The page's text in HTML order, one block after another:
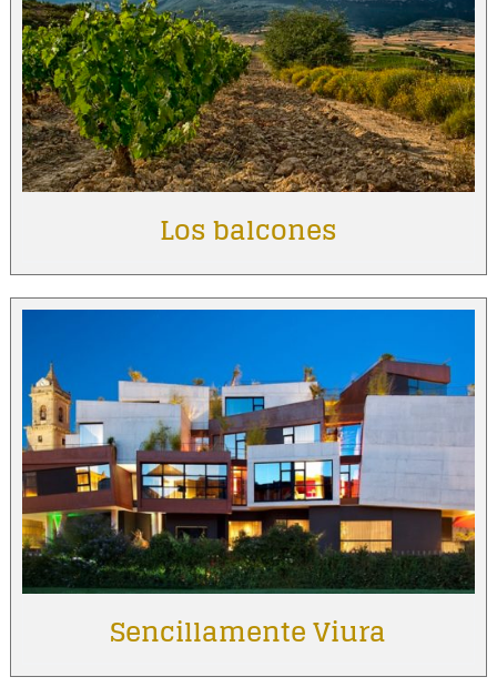
Los balcones
Sencillamente Viura